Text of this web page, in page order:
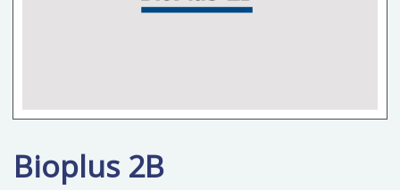
Bioplus 2B